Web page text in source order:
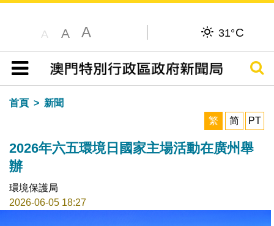
A A A 31°C
目錄
搜尋
首頁
新聞
繁
简 PT
2026年六五環境日國家主場活動在廣州舉
辦
環境保護局
2026-06-05 18:27